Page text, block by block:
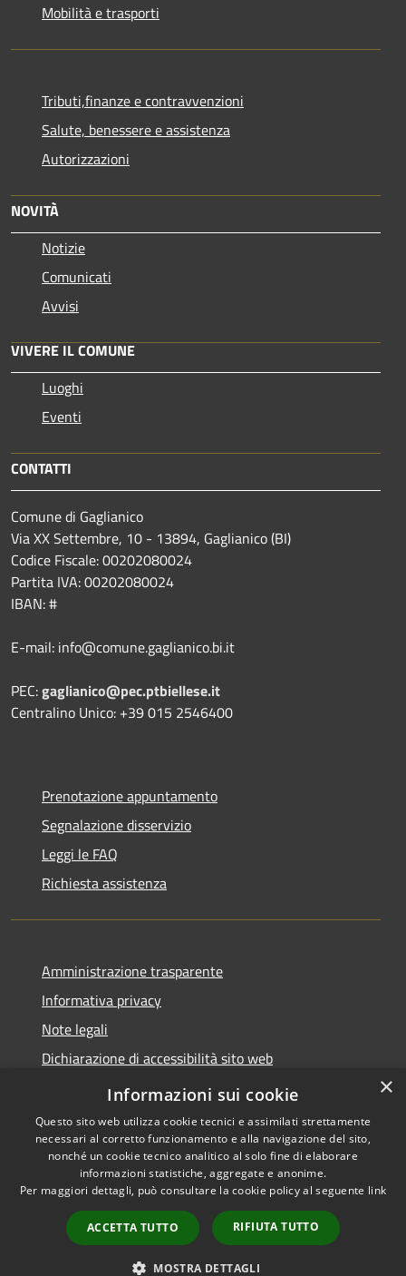
Mobilità e trasporti
Tributi,finanze e contravvenzioni
Salute, benessere e assistenza
Autorizzazioni
NOVITÀ
Notizie
Comunicati
Avvisi
VIVERE IL COMUNE
Luoghi
Eventi
CONTATTI
Comune di Gaglianico
Via XX Settembre, 10 - 13894, Gaglianico (BI)
Codice Fiscale: 00202080024
Partita IVA: 00202080024
IBAN: #
E-mail: info@comune.gaglianico.bi.it
PEC:gaglianico@pec.ptbiellese.it
Centralino Unico: +39 015 2546400
Prenotazione appuntamento
Segnalazione disservizio
Leggi le FAQ
Richiesta assistenza
Amministrazione trasparente
Informativa privacy
Note legali
Dichiarazione di accessibilità sito web
WhistleblowingPA
Accessibilità
Copyright © 2026 • Comune di
Gaglianico • Powered by
Municipium•
Accesso
redazione
×
Informazioni sui cookie
Questo sito web utilizza cookie tecnici e assimilati strettamente
necessari al corretto funzionamento e alla navigazione del sito,
nonché un cookie tecnico analitico al solo fine di elaborare
informazioni statistiche, aggregate e anonime.
Per maggiori dettagli, può consultare la cookie policy al seguente link
ACCETTA TUTTO RIFIUTA TUTTO
MOSTRA DETTAGLI